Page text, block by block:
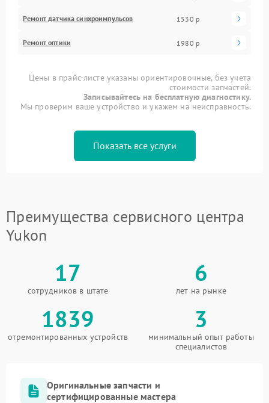
Ремонт датчика синхроимпульсов 1530 р
Ремонт оптики 1980 р
Цены в прайс-листе указаны ориентировочные, без учета
стоимости запчастей.
Записывайтесь на бесплатную диагностику.
Мы проверим ваше устройство и укажем на неисправность.
Показать все услуги
Преимущества сервисного центра
Yukon
17
сотрудников в штате
6
лет на рынке
1839
отремонтированных устройств
3
минимальный опыт работы
специалистов
Оригинальные запчасти и
сертифицированные мастера